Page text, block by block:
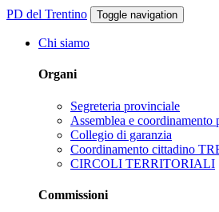
PD del Trentino Toggle navigation
Chi siamo
Organi
Segreteria provinciale
Assemblea e coordinamento
Collegio di garanzia
Coordinamento cittadino
CIRCOLI TERRITORIALI
Commissioni